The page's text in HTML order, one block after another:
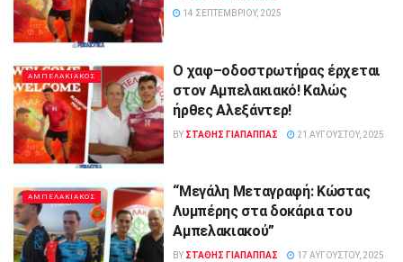
14 ΣΕΠΤΕΜΒΡΊΟΥ, 2025
ΑΜΠΕΛΑΚΙΑΚΟΣ
Ο χαφ–οδοστρωτήρας έρχεται
στον Αμπελακιακό! Καλώς
ήρθες Αλεξάντερ!
BY ΣΤΑΘΗΣ ΓΊΑΠΑΠΠΑΣ 21 ΑΥΓΟΎΣΤΟΥ, 2025
ΑΜΠΕΛΑΚΙΑΚΟΣ
“Μεγάλη Μεταγραφή: Κώστας
Λυμπέρης στα δοκάρια του
Αμπελακιακού”
BY ΣΤΑΘΗΣ ΓΊΑΠΑΠΠΑΣ 17 ΑΥΓΟΎΣΤΟΥ, 2025